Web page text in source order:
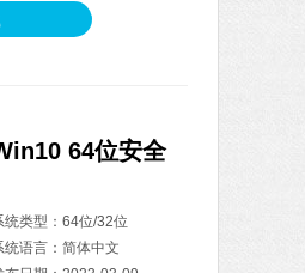
64位安全
统类型：64位/32位
统语言：简体中文